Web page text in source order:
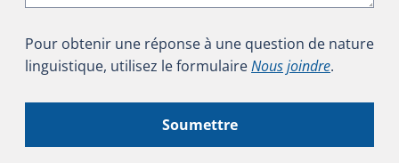
Pour obtenir une réponse à une question de nature
linguistique, utilisez le formulaireNous joindre.
Soumettre